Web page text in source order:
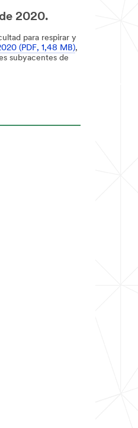
2020.
para respirar y
(PDF, 1,48 MB),
subyacentes de